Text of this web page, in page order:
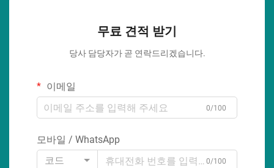
무료 견적 받기
당사 담당자가 곧 연락드리겠습니다.
이메일
0/100
모바일 / WhatsApp
코드
0/100